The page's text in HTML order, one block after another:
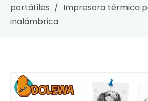
portátiles / Impresora térmica
inalámbrica